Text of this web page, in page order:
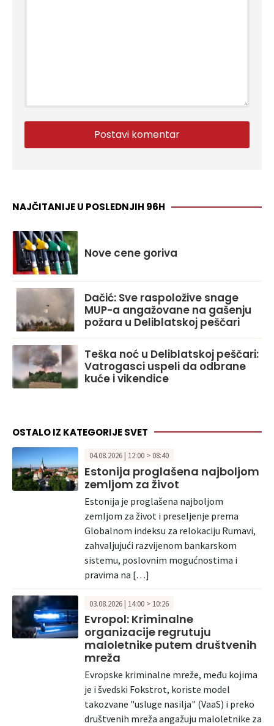
NAJČITANIJE U POSLEDNJIH 96H
Nove cene goriva
Dačić: Sve raspoložive snage
MUP-a angažovane na gašenju
požara u Deliblatskoj peščari
Teška noć u Deliblatskoj peščari:
Vatrogasci uspeli da odbrane
kuće i vikendice
OSTALO IZ KATEGORIJE SVET
04.08.2026 | 12:00 > 08:40
Estonija proglašena najboljom
zemljom za život
Estonija je proglašena najboljom
zemljom za život i preseljenje prema
Globalnom indeksu za relokaciju Rumavi,
zahvaljujući razvijenom bankarskom
sistemu, poslovnim mogućnostima i
pravima na […]
03.08.2026 | 14:00 > 10:26
Evropol: Kriminalne
organizacije regrutuju
maloletnike putem društvenih
mreža
Evropske kriminalne mreže, među kojima
je i švedski Fokstrot, koriste model
takozvane "usluge nasilja" (VaaS) i preko
društvenih mreža angažuju maloletnike za